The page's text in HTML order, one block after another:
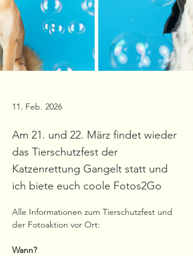
11. Feb. 2026
Am 21. und 22. März findet wieder
das Tierschutzfest der
Katzenrettung Gangelt statt und
ich biete euch coole Fotos2Go
Alle Informationen zum Tierschutzfest und
der Fotoaktion vor Ort:
Wann?